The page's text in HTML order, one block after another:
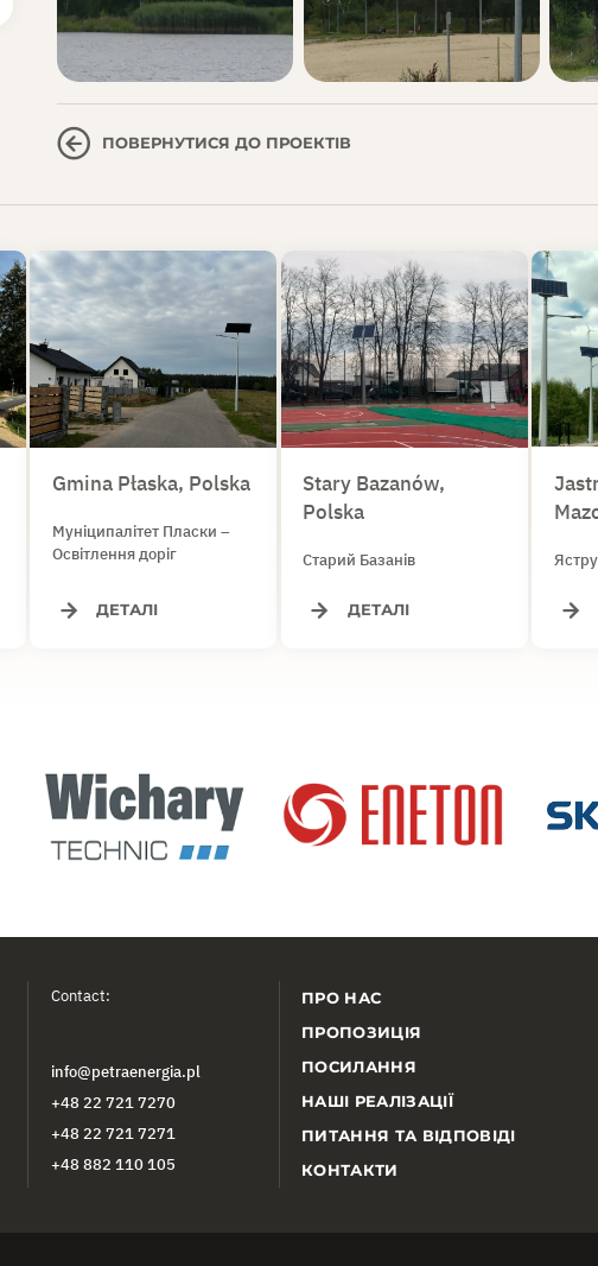
ПОВЕРНУТИСЯ ДО ПРОЕКТІВ
Gmina Płaska, Polska
Муніципалітет Пласки –
Освітлення доріг
ДЕТАЛІ
Stary Bazanów,
Polska
Старий Базанів
ДЕТАЛІ
Contact:
info@petraenergia.pl
+48 22 721 7270
+48 22 721 7271
+48 882 110 105
ПРО НАС
ПРОПОЗИЦІЯ
ПОСИЛАННЯ
НАШІ РЕАЛІЗАЦІЇ
ПИТАННЯ ТА ВІДПОВІДІ
КОНТАКТИ